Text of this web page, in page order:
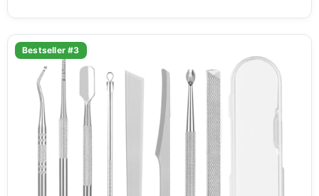
Bestseller #3